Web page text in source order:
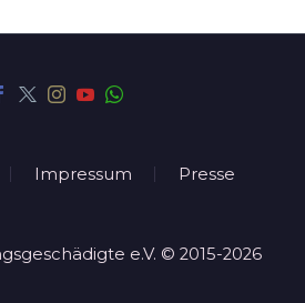
Impressum Presse
e.V. © 2015-2026